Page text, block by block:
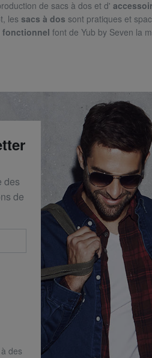
de sacs à dos et d'
les sacs à dos sont pratiques et
fonctionnel font de Yub by Seven la
des
de
des